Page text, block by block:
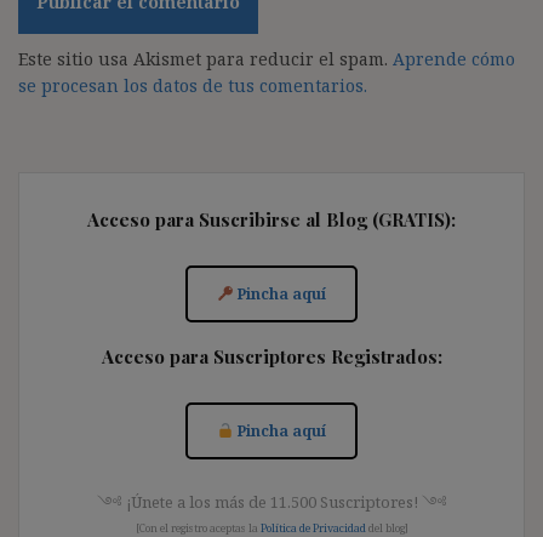
Este sitio usa Akismet para reducir el spam. Aprende cómo
se procesan los datos de tus comentarios.
Acceso para Suscribirse al Blog (GRATIS):
Pincha aquí
Acceso para Suscriptores Registrados:
Pincha aquí
༺ ¡Únete a los más de 11.500 Suscriptores! ༺
[Con el registro aceptas la Política de Privacidad del blog]